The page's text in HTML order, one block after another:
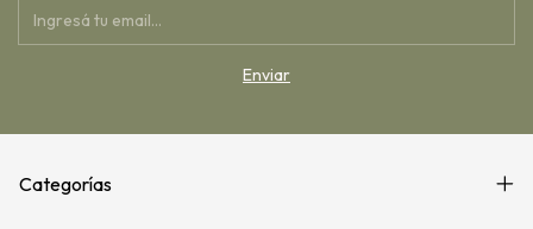
Categorías